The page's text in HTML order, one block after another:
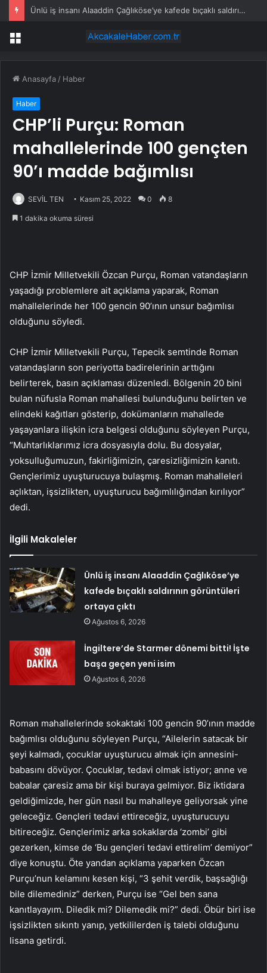
Ünlü iş insanı Alaaddin Çağlıköse’ye kafede bıçaklı saldırının görüntüleri ortaya çıktı
Menü
Anasayfa / Haber
Haber
CHP’li Purçu: Roman
mahallelerinde 100 gençten
90’ı madde bağımlısı
SEVİL TEN Kasım 25, 2022 0 8
1 dakika okuma süresi
CHP İzmir Milletvekili Özcan Purçu, Roman vatandaşların
yaşadığı problemlere ait açıklama yaparak, Roman
mahallelerinde her 100 gencin 90’ının unsur bağımlısı
olduğunu söyledi.
CHP İzmir Milletvekili Purçu, Tepecik semtinde Roman
vatandaşların son periyotta badirelerinin arttığını
belirterek, basın açıklaması düzenledi. Bölgenin 20 bini
bulan nüfusla Roman mahallesi bulunduğunu belirten ve
elindeki kağıtları gösterip, dokümanların mahallede
yaşayanlara ilişkin icra belgesi olduğunu söyleyen Purçu,
“Muhtarlıklarımız icra dosyasıyla dolu. Bu dosyalar,
yoksulluğumuzun, fakirliğimizin, çaresizliğimizin kanıtı.
Gençlerimiz uyuşturucuya bulaşmış. Roman mahalleleri
açlıktan, işsizlikten, uyuşturucu bağımlılığından kırılıyor”
dedi.
İlgili Makaleler
Ünlü iş insanı Alaaddin Çağlıköse’ye
kafede bıçaklı saldırının görüntüleri
ortaya çıktı
Ağustos 6, 2026
İngiltere’de Starmer dönemi bitti! İşte
başa geçen yeni isim
Ağustos 6, 2026
Roman mahallelerinde sokaktaki 100 gencin 90’ının madde
bağımlısı olduğunu söyleyen Purçu, “Ailelerin satacak bir
şeyi kalmadı, çocuklar uyuşturucu almak için annesini-
babasını dövüyor. Çocuklar, tedavi olmak istiyor; anne ve
babalar çaresiz ama bir kişi buraya gelmiyor. Biz iktidara
geldiğimizde, her gün nasıl bu mahalleye geliyorsak yine
geleceğiz. Gençleri tedavi ettireceğiz, uyuşturucuyu
bitireceğiz. Gençlerimiz arka sokaklarda ‘zombi’ gibi
gezerken, kimse de ‘Bu gençleri tedavi ettirelim’ demiyor”
diye konuştu. Öte yandan açıklama yaparken Özcan
Purçu’nun kelamını kesen kişi, “3 şehit verdik, başsağlığı
bile dilemediniz” derken, Purçu ise “Gel ben sana
kanıtlayayım. Diledik mi? Dilemedik mi?” dedi. Öbür biri ise
işsizlikten sıkıntı yanıp, yetkililerden iş talebi olduğunu
lisana getirdi.